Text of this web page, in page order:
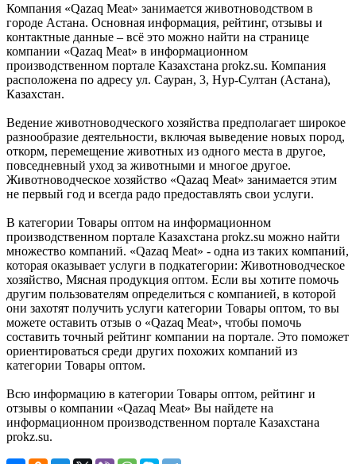
Компания «Qazaq Meat» занимается животноводством в
городе Астана. Основная информация, рейтинг, отзывы и
контактные данные – всё это можно найти на странице
компании «Qazaq Meat» в информационном
производственном портале Казахстана prokz.su. Компания
расположена по адресу ул. Сауран, 3, Нур-Султан (Астана),
Казахстан.
Ведение животноводческого хозяйства предполагает широкое
разнообразие деятельности, включая выведение новых пород,
откорм, перемещение животных из одного места в другое,
повседневный уход за животными и многое другое.
Животноводческое хозяйство «Qazaq Meat» занимается этим
не первый год и всегда радо предоставлять свои услуги.
В категории Товары оптом на информационном
производственном портале Казахстана prokz.su можно найти
множество компаний. «Qazaq Meat» - одна из таких компаний,
которая оказывает услуги в подкатегории: Животноводческое
хозяйство, Мясная продукция оптом. Если вы хотите помочь
другим пользователям определиться с компанией, в которой
они захотят получить услуги категории Товары оптом, то вы
можете оставить отзыв о «Qazaq Meat», чтобы помочь
составить точный рейтинг компании на портале. Это поможет
ориентироваться среди других похожих компаний из
категории Товары оптом.
Всю информацию в категории Товары оптом, рейтинг и
отзывы о компании «Qazaq Meat» Вы найдете на
информационном производственном портале Казахстана
prokz.su.